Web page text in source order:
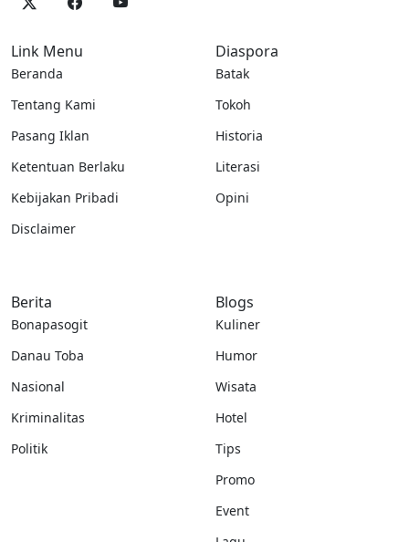
Link Menu
Beranda
Tentang Kami
Pasang Iklan
Ketentuan Berlaku
Kebijakan Pribadi
Disclaimer
Diaspora
Batak
Tokoh
Historia
Literasi
Opini
Berita
Bonapasogit
Danau Toba
Nasional
Kriminalitas
Politik
Blogs
Kuliner
Humor
Wisata
Hotel
Tips
Promo
Event